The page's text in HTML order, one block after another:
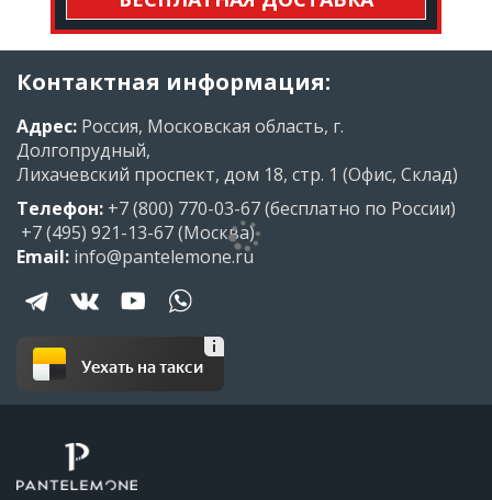
Контактная информация:
Адрес: Россия, Московская область, г.
Долгопрудный,
Лихачевский проспект, дом 18, стр. 1 (Офис, Склад)
Телефон: +7 (800) 770-03-67(бесплатно по России)
+7 (495) 921-13-67(Москва)
Email: info@pantelemone.ru
Уехать на такси